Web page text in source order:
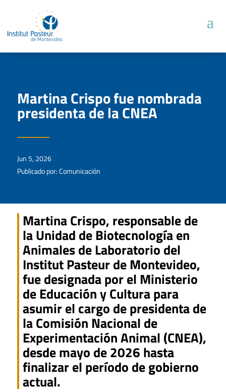
Martina Crispo fue nombrada
presidenta de la CNEA
Jun 5, 2026
Publicado por: Comunicación
Martina Crispo, responsable de
la Unidad de Biotecnología en
Animales de Laboratorio del
Institut Pasteur de Montevideo,
fue designada por el Ministerio
de Educación y Cultura para
asumir el cargo de presidenta de
la Comisión Nacional de
Experimentación Animal (CNEA),
desde mayo de 2026 hasta
finalizar el período de gobierno
actual.